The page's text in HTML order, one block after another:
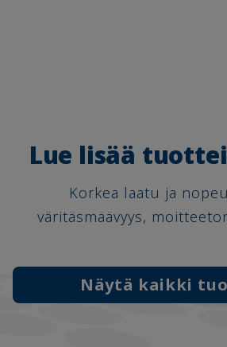
Lue lisää
Korkea laatu ja
väritäsmäävyys,
Näytä kaikki